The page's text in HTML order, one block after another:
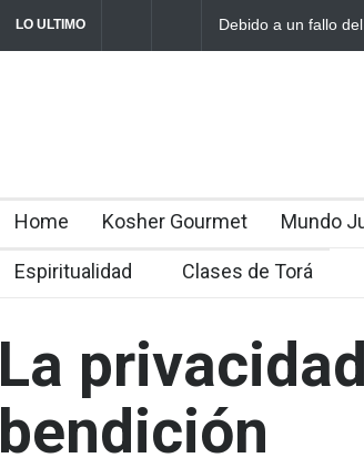
LO ULTIMO
Debido a un fallo del Tribunal
Home Kosher Gourmet Mundo
Espiritualidad Clases de Torá
La
bendición